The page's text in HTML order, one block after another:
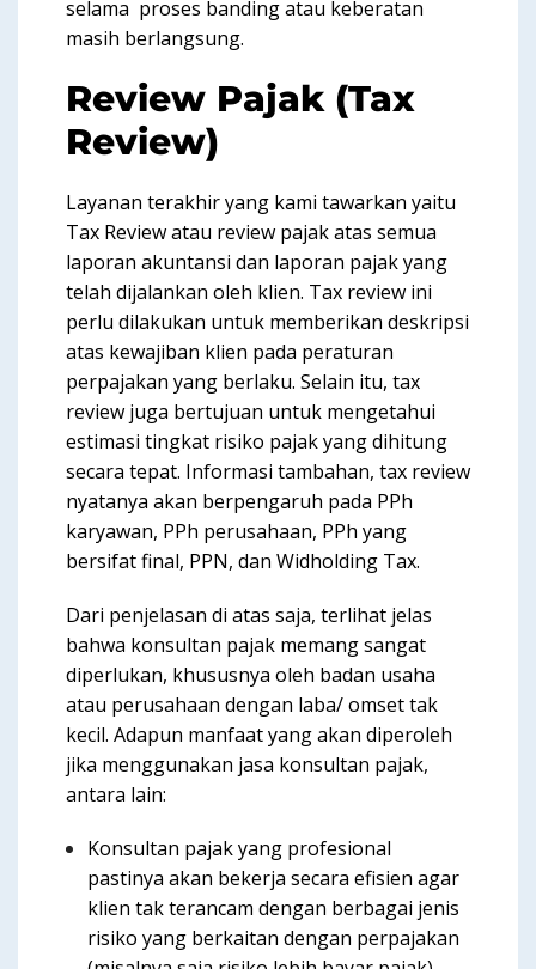
selama proses banding atau keberatan
masih berlangsung.
Review Pajak (Tax
Review)
Layanan terakhir yang kami tawarkan yaitu
Tax Review atau review pajak atas semua
laporan akuntansi dan laporan pajak yang
telah dijalankan oleh klien. Tax review ini
perlu dilakukan untuk memberikan deskripsi
atas kewajiban klien pada peraturan
perpajakan yang berlaku. Selain itu, tax
review juga bertujuan untuk mengetahui
estimasi tingkat risiko pajak yang dihitung
secara tepat. Informasi tambahan, tax review
nyatanya akan berpengaruh pada PPh
karyawan, PPh perusahaan, PPh yang
bersifat final, PPN, dan Widholding Tax.
Dari penjelasan di atas saja, terlihat jelas
bahwa konsultan pajak memang sangat
diperlukan, khususnya oleh badan usaha
atau perusahaan dengan laba/ omset tak
kecil. Adapun manfaat yang akan diperoleh
jika menggunakan jasa konsultan pajak,
antara lain:
Konsultan pajak yang profesional
pastinya akan bekerja secara efisien agar
klien tak terancam dengan berbagai jenis
risiko yang berkaitan dengan perpajakan